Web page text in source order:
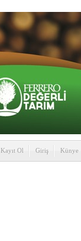
Kayıt Ol Giriş Künye